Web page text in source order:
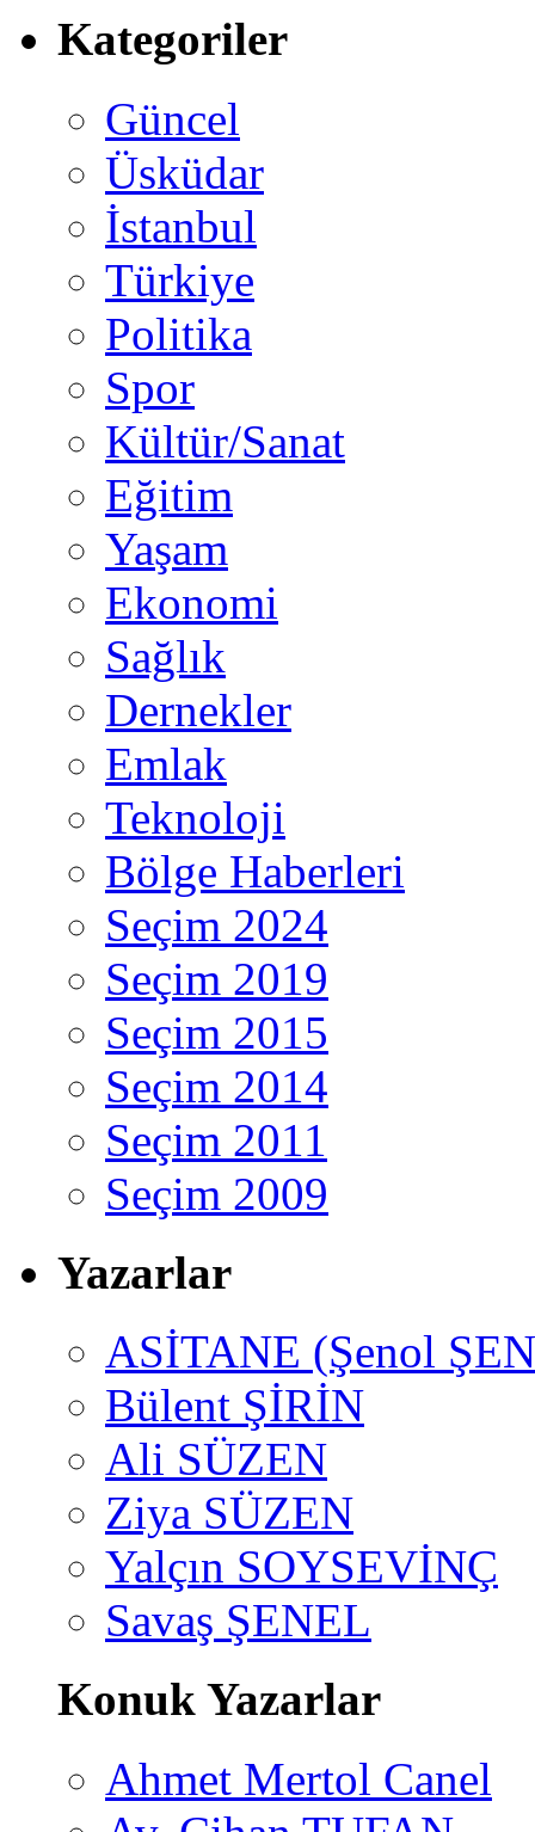
Kategoriler
Güncel
Üsküdar
İstanbul
Türkiye
Politika
Spor
Kültür/Sanat
Eğitim
Yaşam
Ekonomi
Sağlık
Dernekler
Emlak
Teknoloji
Bölge Haberleri
Seçim 2024
Seçim 2019
Seçim 2015
Seçim 2014
Seçim 2011
Seçim 2009
Yazarlar
ASİTANE (Şenol
Bülent ŞİRİN
Ali SÜZEN
Ziya SÜZEN
Yalçın SOYSEVİNÇ
Savaş ŞENEL
Konuk Yazarlar
Ahmet Mertol Canel